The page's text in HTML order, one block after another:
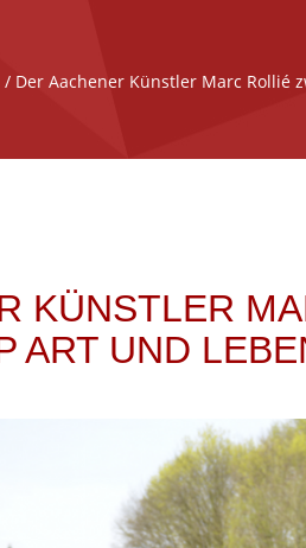
/ Der Aachener Künstler Marc Rollié
KÜNSTLER
ART UND